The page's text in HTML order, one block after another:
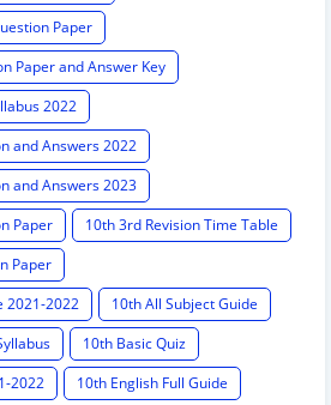
Paper
Paper and Answer Key
2022
and Answers 2022
and Answers 2023
Paper
10th 3rd Revision Time Table
Paper
2021-2022
10th All Subject Guide
10th Basic Quiz
2022
10th English Full Guide